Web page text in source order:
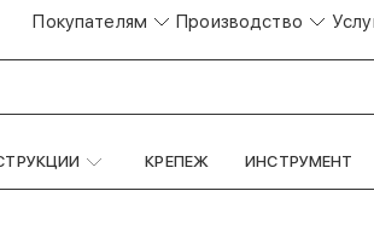
Покупателям Производство
КРЕПЕЖ ИНСТРУМЕНТ